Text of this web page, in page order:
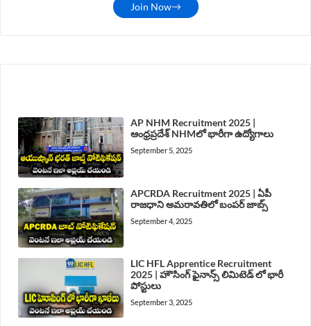
Join Now
AP NHM Recruitment 2025 |
ఆంధ్రప్రదేశ్ NHMలో భారీగా ఉద్యోగాలు
September 5, 2025
APCRDA Recruitment 2025 | ఏపీ
రాజధాని అమరావతిలో బంపర్ జాబ్స్
September 4, 2025
LIC HFL Apprentice Recruitment
2025 | హౌసింగ్ ఫైనాన్స్ లిమిటెడ్ లో భారీ
పోస్టులు
September 3, 2025